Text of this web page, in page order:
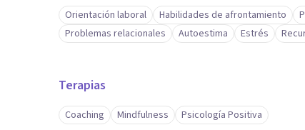
Orientación laboral Habilidades de afrontamiento
Problemas relacionales
Autoestima Estrés
Terapias
Coaching Mindfulness Psicología Positiva